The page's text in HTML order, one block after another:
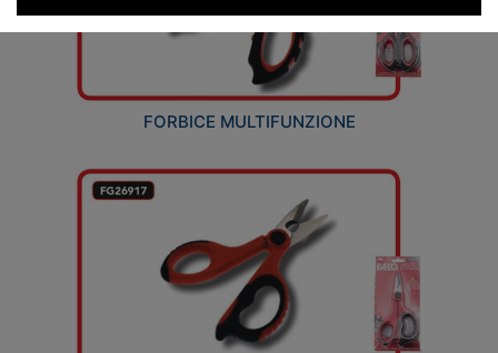
FORBICE MULTIFUNZIONE